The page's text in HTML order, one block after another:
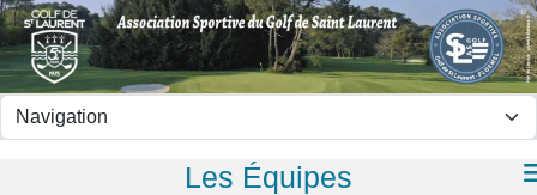
Les Équipes
Panneau de gestion des cookies